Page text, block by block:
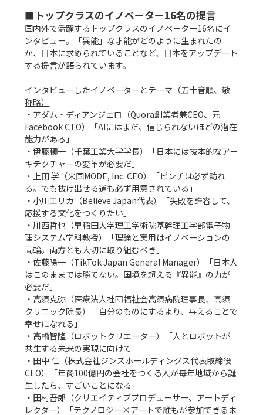
■トップクラスのイノベーター16名の提言
国内外で活躍するトップクラスのイノベーター16名にイ
ンタビュー。「異能」な才能がどのように生まれたの
か、日本に求められていることなど、日本をアップデート
する提言が語られています。
インタビューしたイノベーターとテーマ（五十音順、敬
称略）
・アダム・ディアンジェロ（Quora創業者兼CEO、元
Facebook CTO）「AIにはまだ、信じられないほどの潜在
能力がある」
・伊藤穰一（千葉工業大学学長）「日本には抜本的なアー
キテクチャーの変革が必要だ」
・上田 学（米国MODE, Inc. CEO）「ピンチは必ず訪れ
る。でも抜け出せる道も必ず用意されている」
・小川エリカ（Believe Japan代表）「失敗を許容して、
応援する文化をつくりたい」
・川西哲也（早稲田大学理工学術院基幹理工学部電子物
理システム学科教授）「理論と実用はイノベーションの
両輪。両方とも大切に取り組むべき」
・佐藤陽一（TikTok Japan General Manager）「日本人
はこのままでは勝てない。国境を超える『異能』の力が
必要だ」
・高須克弥（医療法人社団福祉会高須病院理事長、高須
クリニック院長）「自分のものにするより、与えることで
幸せになれる」
・高橋智隆（ロボットクリエーター）「人とロボットが
共生する未来の実現に向けて」
・田中 仁（株式会社ジンズホールディングス代表取締役
CEO）「年商100億円の会社をつくる人が毎年地域から誕
生したら、すごいことになる」
・田村吾郎（クリエイティブプロデューサー、アートディ
レクター）「テクノロジー×アートで誰もが参加できる未